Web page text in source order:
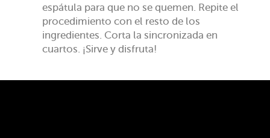
espátula para que no se quemen. Repite el
procedimiento con el resto de los
ingredientes. Corta la sincronizada en
cuartos. ¡Sirve y disfruta!